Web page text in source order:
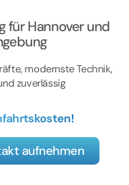
NEWS
für Hannover und
modernste Technik,
zuverlässig
aufnehmen